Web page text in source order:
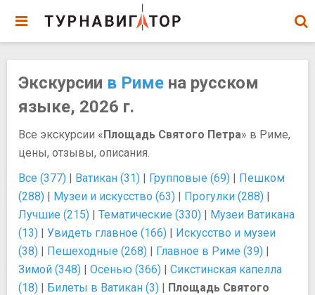
Экскурсии в Риме на русском
языке, 2026 г.
Все экскурсии «Площадь Святого Петра» в Риме,
цены, отзывы, описания.
Все (377) | Ватикан (31) | Групповые (69) | Пешком
(288) | Музеи и искусство (63) | Прогулки (288) |
Лучшие (215) | Тематические (330) | Музеи Ватикана
(13) | Увидеть главное (166) | Искусство и музеи
(38) | Пешеходные (268) | Главное в Риме (39) |
Зимой (348) | Осенью (366) | Сикстинская капелла
(18) | Билеты в Ватикан (3) | Площадь Святого